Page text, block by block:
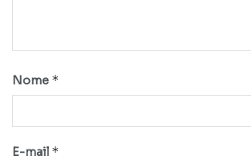
Nome *
E-mail *